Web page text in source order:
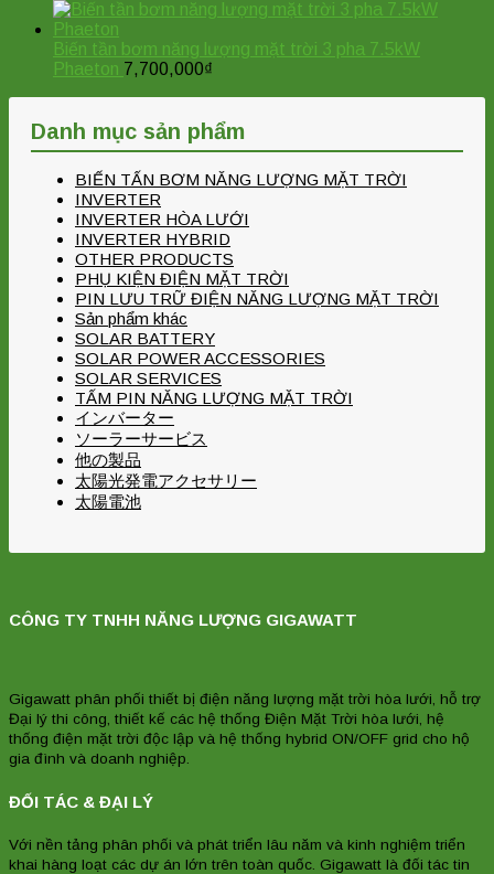
Biến tần bơm năng lượng mặt trời 3 pha 7.5kW
Phaeton 7,700,000₫
Danh mục sản phẩm
BIẾN TẤN BƠM NĂNG LƯỢNG MẶT TRỜI
INVERTER
INVERTER HÒA LƯỚI
INVERTER HYBRID
OTHER PRODUCTS
PHỤ KIỆN ĐIỆN MẶT TRỜI
PIN LƯU TRỮ ĐIỆN NĂNG LƯỢNG MẶT TRỜI
Sản phẩm khác
SOLAR BATTERY
SOLAR POWER ACCESSORIES
SOLAR SERVICES
TẤM PIN NĂNG LƯỢNG MẶT TRỜI
インバーター
ソーラーサービス
他の製品
太陽光発電アクセサリー
太陽電池
CÔNG TY TNHH NĂNG LƯỢNG GIGAWATT
Gigawatt phân phối thiết bị điện năng lượng mặt trời hòa lưới, hỗ trợ
Đại lý thi công, thiết kế các hệ thống Điện Mặt Trời hòa lưới, hệ
thống điện mặt trời độc lập và hệ thống hybrid ON/OFF grid cho hộ
gia đình và doanh nghiệp.
ĐỐI TÁC & ĐẠI LÝ
Với nền tảng phân phối và phát triển lâu năm và kinh nghiệm triển
khai hàng loạt các dự án lớn trên toàn quốc. Gigawatt là đối tác tin